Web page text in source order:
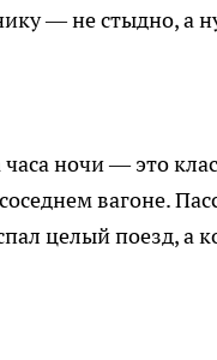
— не стыдно, а
ночи — это
вагоне.
целый поезд, а